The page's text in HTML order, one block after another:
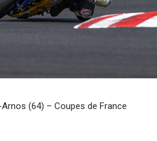
(64) – Coupes de France